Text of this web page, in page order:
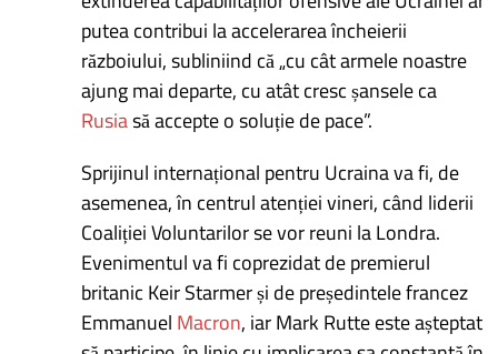
putea contribui la accelerarea încheierii
războiului, subliniind că „cu cât armele noastre
ajung mai departe, cu atât cresc șansele ca
Rusiasă accepte o soluție de pace”.
Sprijinul internațional pentru Ucraina va fi, de
asemenea, în centrul atenției vineri, când liderii
Coaliției Voluntarilor se vor reuni la Londra.
Evenimentul va fi coprezidat de premierul
britanic Keir Starmer și de președintele francez
Emmanuel Macron, iar Mark Rutte este așteptat